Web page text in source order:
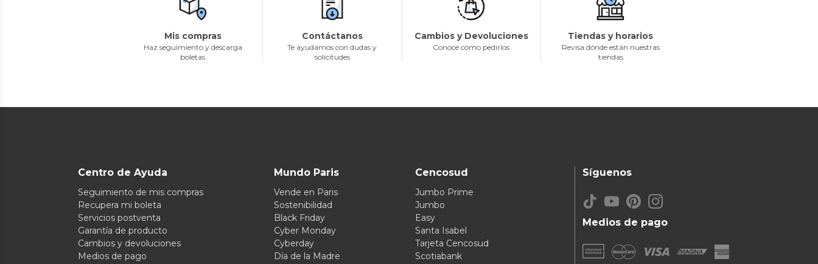
Mis compras
Haz seguimiento y descarga
boletas
Contáctanos
Te ayudamos con dudas y
solicitudes
Cambios y Devoluciones
Conoce cómo pedirlos
Tiendas y horarios
Revisa dónde están nuestras
tiendas
Centro de Ayuda
Seguimiento de mis compras
Recupera mi boleta
Servicios postventa
Garantía de producto
Cambios y devoluciones
Medios de pago
Mundo Paris
Vende en Paris
Sostenibilidad
Black Friday
Cyber Monday
Cyberday
Día de la Madre
Cencosud
Jumbo Prime
Jumbo
Easy
Santa Isabel
Tarjeta Cencosud
Scotiabank
Medios de pago
Síguenos